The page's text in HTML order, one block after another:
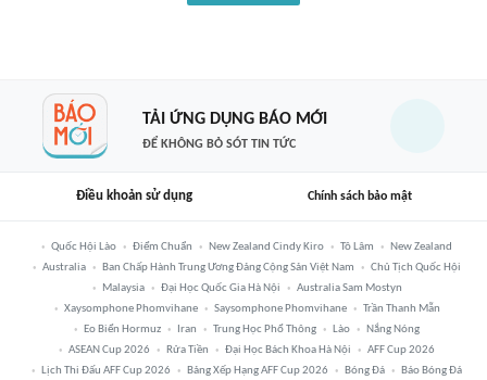
TẢI ỨNG DỤNG BÁO MỚI
ĐỂ KHÔNG BỎ SÓT TIN TỨC
Điều khoản sử dụng Chính sách bảo mật
Quốc Hội Lào Điểm Chuẩn New Zealand Cindy Kiro Tô Lâm
New Zealand
Australia
Ban Chấp Hành Trung Ương Đảng Cộng Sản Việt Nam
Chủ Tịch Quốc Hội
Malaysia
Đại Học Quốc Gia Hà Nội
Australia Sam Mostyn
Xaysomphone Phomvihane
Saysomphone Phomvihane
Trần Thanh Mẫn
Eo Biển Hormuz
Iran Trung Học Phổ Thông Lào
Nắng Nóng
ASEAN Cup 2026
Rửa Tiền Đại Học Bách Khoa Hà Nội
AFF Cup 2026
Lịch Thi Đấu AFF Cup 2026
Bảng Xếp Hạng AFF Cup 2026 Bóng Đá Báo Bóng Đá